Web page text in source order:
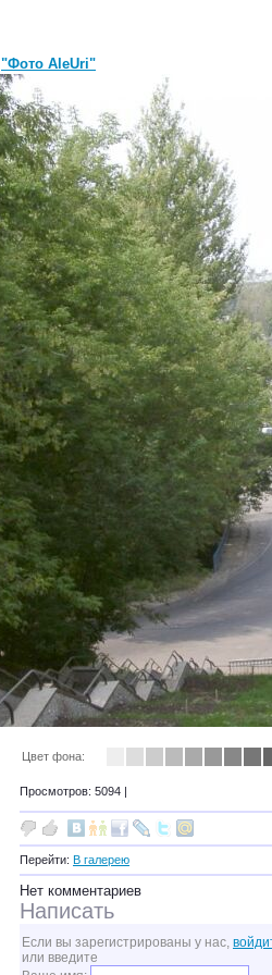
"Фото AleUri"
Цвет фона:
Просмотров: 5094 |
Перейти: В галерею
Нет комментариев
Написать
Если вы зарегистрированы у нас,
или введите